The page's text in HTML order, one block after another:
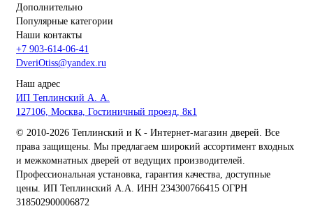
Дополнительно
Популярные категории
Наши контакты
+7 903-614-06-41
DveriOtiss@yandex.ru
Наш адрес
ИП Теплинский А. А.
127106, Москва, Гостиничный проезд, 8к1
© 2010-2026 Теплинский и К - Интернет-магазин дверей. Все
права защищены. Мы предлагаем широкий ассортимент входных
и межкомнатных дверей от ведущих производителей.
Профессиональная установка, гарантия качества, доступные
цены. ИП Теплинский А.А. ИНН 234300766415 ОГРН
318502900006872